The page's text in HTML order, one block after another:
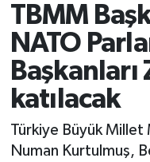
TBMM
NATO
Başkanları
katılacak
Türkiye Büyük Millet
Numan Kurtulmuş,
Güncel
Kültür & Sanat
Resmi İlanlar
Trafik Durumu
Süper Lig Puan
Son Dakika